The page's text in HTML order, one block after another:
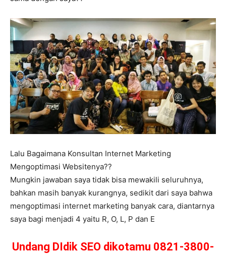
Lalu Bagaimana Konsultan Internet Marketing
Mengoptimasi Websitenya??
Mungkin jawaban saya tidak bisa mewakili seluruhnya,
bahkan masih banyak kurangnya, sedikit dari saya bahwa
mengoptimasi internet marketing banyak cara, diantarnya
saya bagi menjadi 4 yaitu R, O, L, P dan E
Undang DIdik SEO dikotamu 0821-3800-